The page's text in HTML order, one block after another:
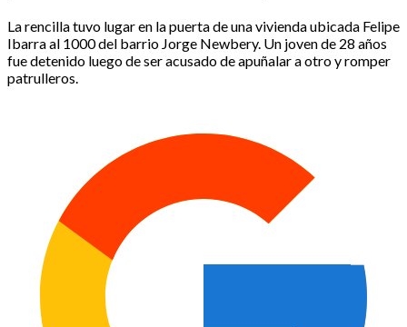
La rencilla tuvo lugar en la puerta de una vivienda ubicada Felipe
Ibarra al 1000 del barrio Jorge Newbery. Un joven de 28 años
fue detenido luego de ser acusado de apuñalar a otro y romper
patrulleros.